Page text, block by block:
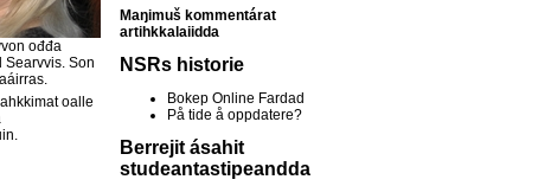
ođđa
Son
oalle
Maŋimuš kommentárat
artihkkalaiidda
NSRs historie
Bokep Online Fardad
På tide å oppdatere?
Berrejit ásahit
studeantastipeandda